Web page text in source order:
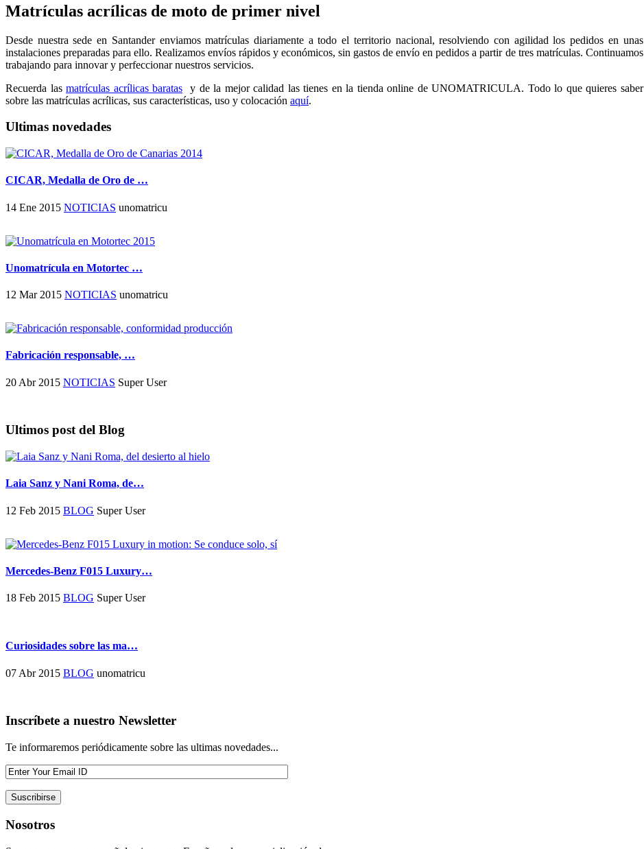
Matrículas acrílicas de moto de primer nivel
Desde nuestra sede en Santander enviamos matrículas diariamente a todo el territorio nacional, resolviendo con agilidad los pedidos en unas
instalaciones preparadas para ello. Realizamos envíos rápidos y económicos, sin gastos de envío en pedidos a partir de tres matrículas. Continuamos
trabajando para innovar y perfeccionar nuestros servicios.
Recuerda lasmatrículas acrílicas baratas y de la mejor calidad las tienes en la tienda online de UNOMATRICULA. Todo lo que quieres saber
sobre las matrículas acrílicas, sus características, uso y colocación aquí.
Ultimas novedades
CICAR, Medalla de Oro de …
14 Ene 2015 NOTICIAS unomatricu
Unomatrícula en Motortec …
12 Mar 2015 NOTICIAS unomatricu
Fabricación responsable, …
20 Abr 2015 NOTICIAS Super User
Ultimos post del Blog
Laia Sanz y Nani Roma, de…
12 Feb 2015 BLOG Super User
Mercedes-Benz F015 Luxury…
18 Feb 2015 BLOG Super User
Curiosidades sobre las ma…
07 Abr 2015 BLOG unomatricu
Inscríbete a nuestro Newsletter
Te informaremos periódicamente sobre las ultimas novedades...
Nosotros